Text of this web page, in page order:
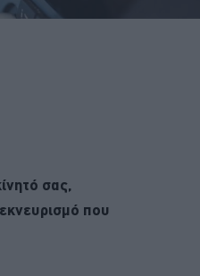
σας,
που